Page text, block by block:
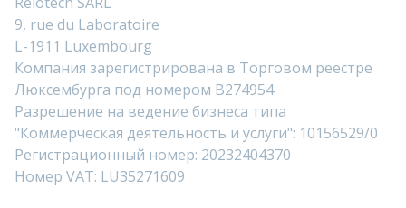
9, rue du Laboratoire
L-1911 Luxembourg
Компания зарегистрирована в Торговом реестре
Люксембурга под номером B274954
Разрешение на ведение бизнеса типа
"Коммерческая деятельность и услуги": 10156529/0
Регистрационный номер: 20232404370
Номер VAT: LU35271609